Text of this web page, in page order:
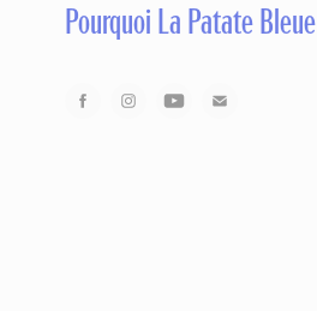
Pourquoi La Patate